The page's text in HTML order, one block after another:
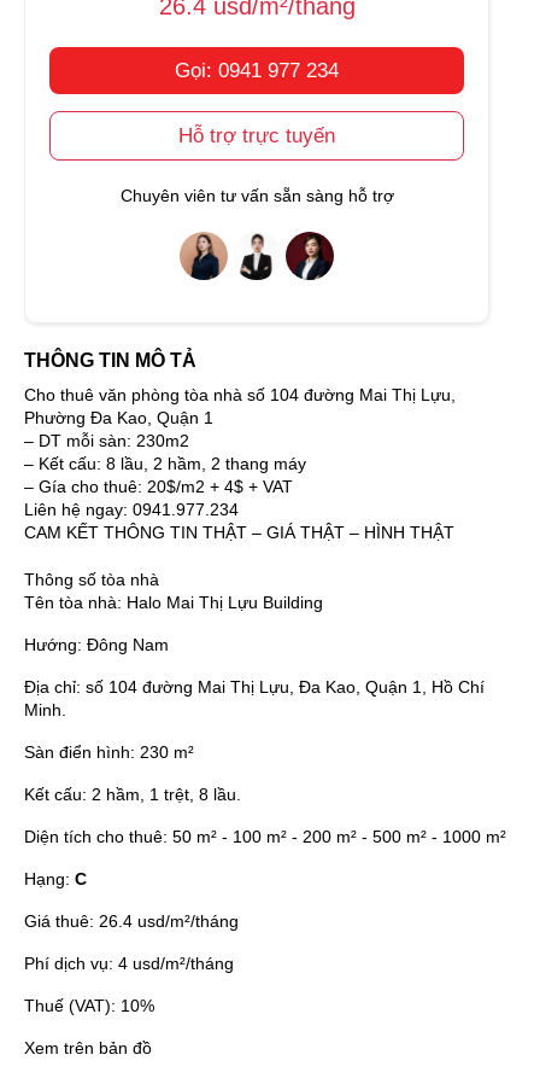
26.4 usd/m²/tháng
Gọi: 0941 977 234
Hỗ trợ trực tuyến
Chuyên viên tư vấn sẵn sàng hỗ trợ
THÔNG TIN MÔ TẢ
Cho thuê văn phòng tòa nhà số 104 đường Mai Thị Lựu,
Phường Đa Kao, Quận 1
– DT mỗi sàn: 230m2
– Kết cấu: 8 lầu, 2 hầm, 2 thang máy
– Gía cho thuê: 20$/m2 + 4$ + VAT
Liên hệ ngay: 0941.977.234
CAM KẾT THÔNG TIN THẬT – GIÁ THẬT – HÌNH THẬT
Thông số tòa nhà
Tên tòa nhà: Halo Mai Thị Lựu Building
Hướng: Đông Nam
Địa chỉ: số 104 đường Mai Thị Lựu, Đa Kao, Quận 1, Hồ Chí
Minh.
Sàn điển hình: 230 m²
Kết cấu: 2 hầm, 1 trệt, 8 lầu.
Diện tích cho thuê: 50 m² - 100 m² - 200 m² - 500 m² - 1000 m²
Hạng: C
Giá thuê: 26.4 usd/m²/tháng
Phí dịch vụ: 4 usd/m²/tháng
Thuế (VAT): 10%
Xem trên bản đồ